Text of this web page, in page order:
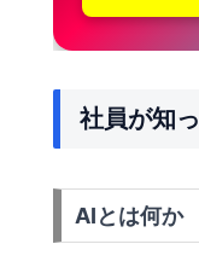
社員が知
AIとは何か